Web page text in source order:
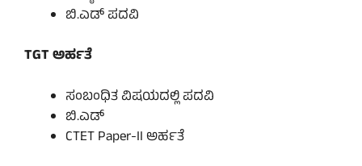
ಬಿ.ಎಡ್ ಪದವಿ
TGT ಅರ್ಹತೆ
ಸಂಬಂಧಿತ ವಿಷಯದಲ್ಲಿ ಪದವಿ
ಬಿ.ಎಡ್
CTET Paper-II ಅರ್ಹತೆ